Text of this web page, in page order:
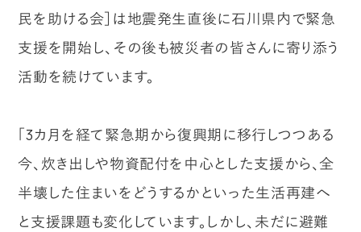
民を助ける会］は地震発生直後に石川県内で緊急
支援を開始し、その後も被災者の皆さんに寄り添う
活動を続けています。
「3カ月を経て緊急期から復興期に移行しつつある
今、炊き出しや物資配付を中心とした支援から、全
半壊した住まいをどうするかといった生活再建へ
と支援課題も変化しています。しかし、未だに避難